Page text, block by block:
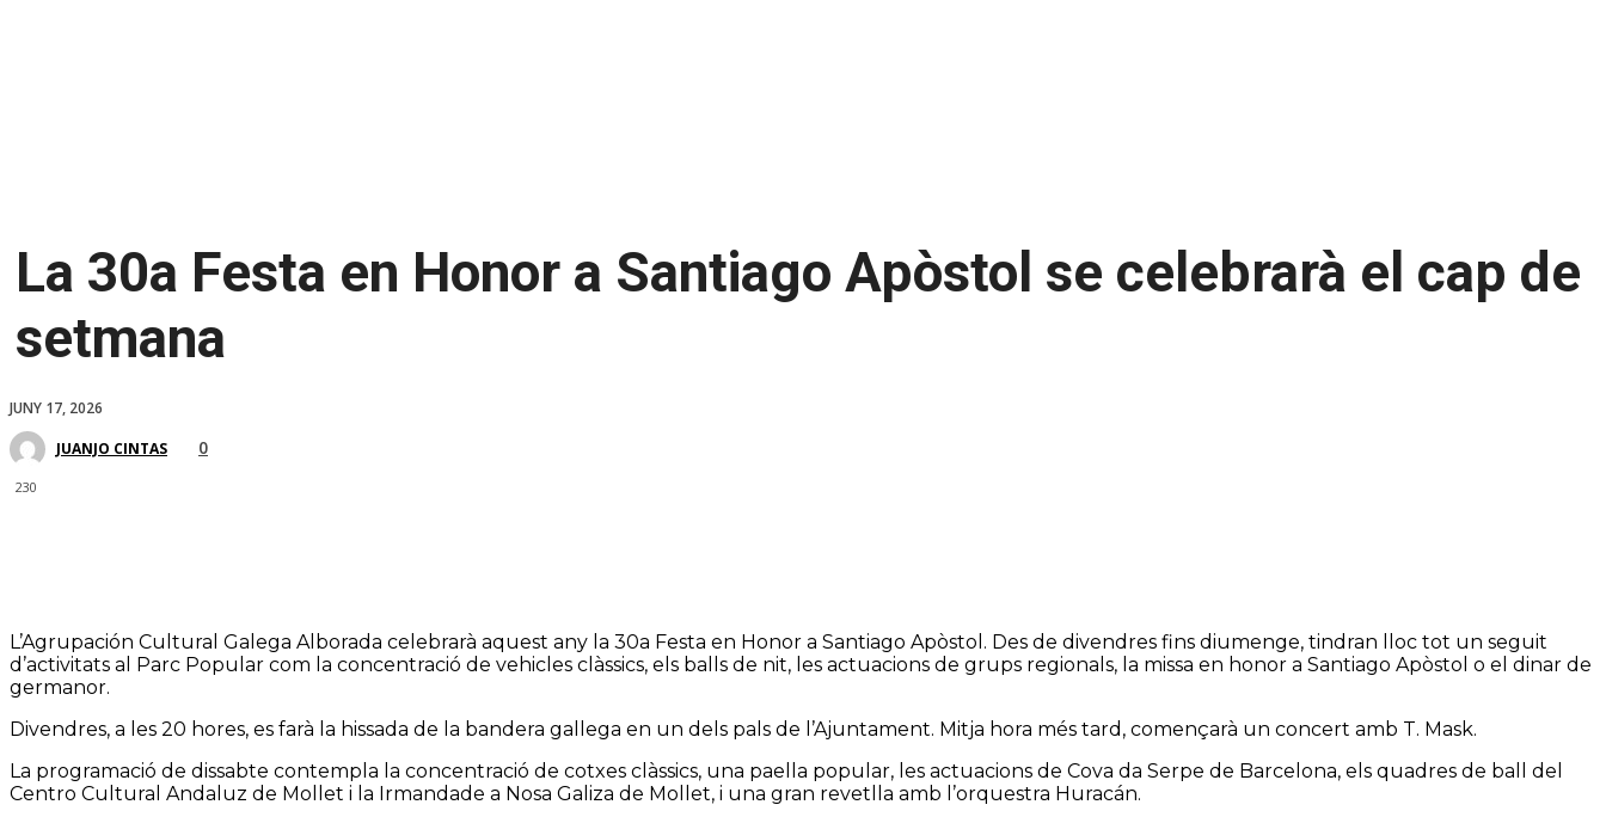
La 30a Festa en Honor a Santiago Apòstol se celebrarà el cap de
setmana
JUNY 17, 2026
JUANJO CINTAS
0
230
L’Agrupación Cultural Galega Alborada celebrarà aquest any la 30a Festa en Honor a Santiago Apòstol. Des de divendres fins diumenge, tindran lloc tot un seguit
d’activitats al Parc Popular com la concentració de vehicles clàssics, els balls de nit, les actuacions de grups regionals, la missa en honor a Santiago Apòstol o el dinar de
germanor.
Divendres, a les 20 hores, es farà la hissada de la bandera gallega en un dels pals de l’Ajuntament. Mitja hora més tard, començarà un concert amb T. Mask.
La programació de dissabte contempla la concentració de cotxes clàssics, una paella popular, les actuacions de Cova da Serpe de Barcelona, els quadres de ball del
Centro Cultural Andaluz de Mollet i la Irmandade a Nosa Galiza de Mollet, i una gran revetlla amb l’orquestra Huracán.